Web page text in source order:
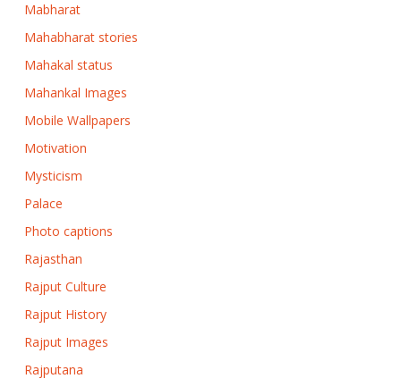
Mabharat
Mahabharat stories
Mahakal status
Mahankal Images
Mobile Wallpapers
Motivation
Mysticism
Palace
Photo captions
Rajasthan
Rajput Culture
Rajput History
Rajput Images
Rajputana